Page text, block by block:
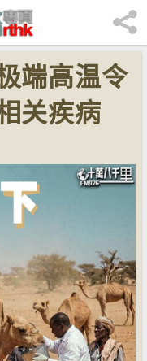
端高温令
关疾病